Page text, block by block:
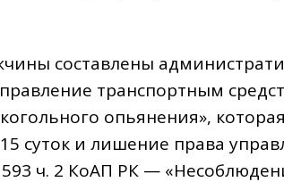
составлены
транспортным
опьянения»,
суток и лишение права
ч. 2 КоАП РК —